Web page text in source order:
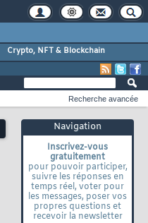
Crypto, NFT & Blockchain
Navigation
Inscrivez-vous
gratuitement
pour pouvoir participer,
suivre les réponses en
temps réel, voter pour
les messages, poser vos
propres questions et
recevoir la newsletter
Recherche avancée